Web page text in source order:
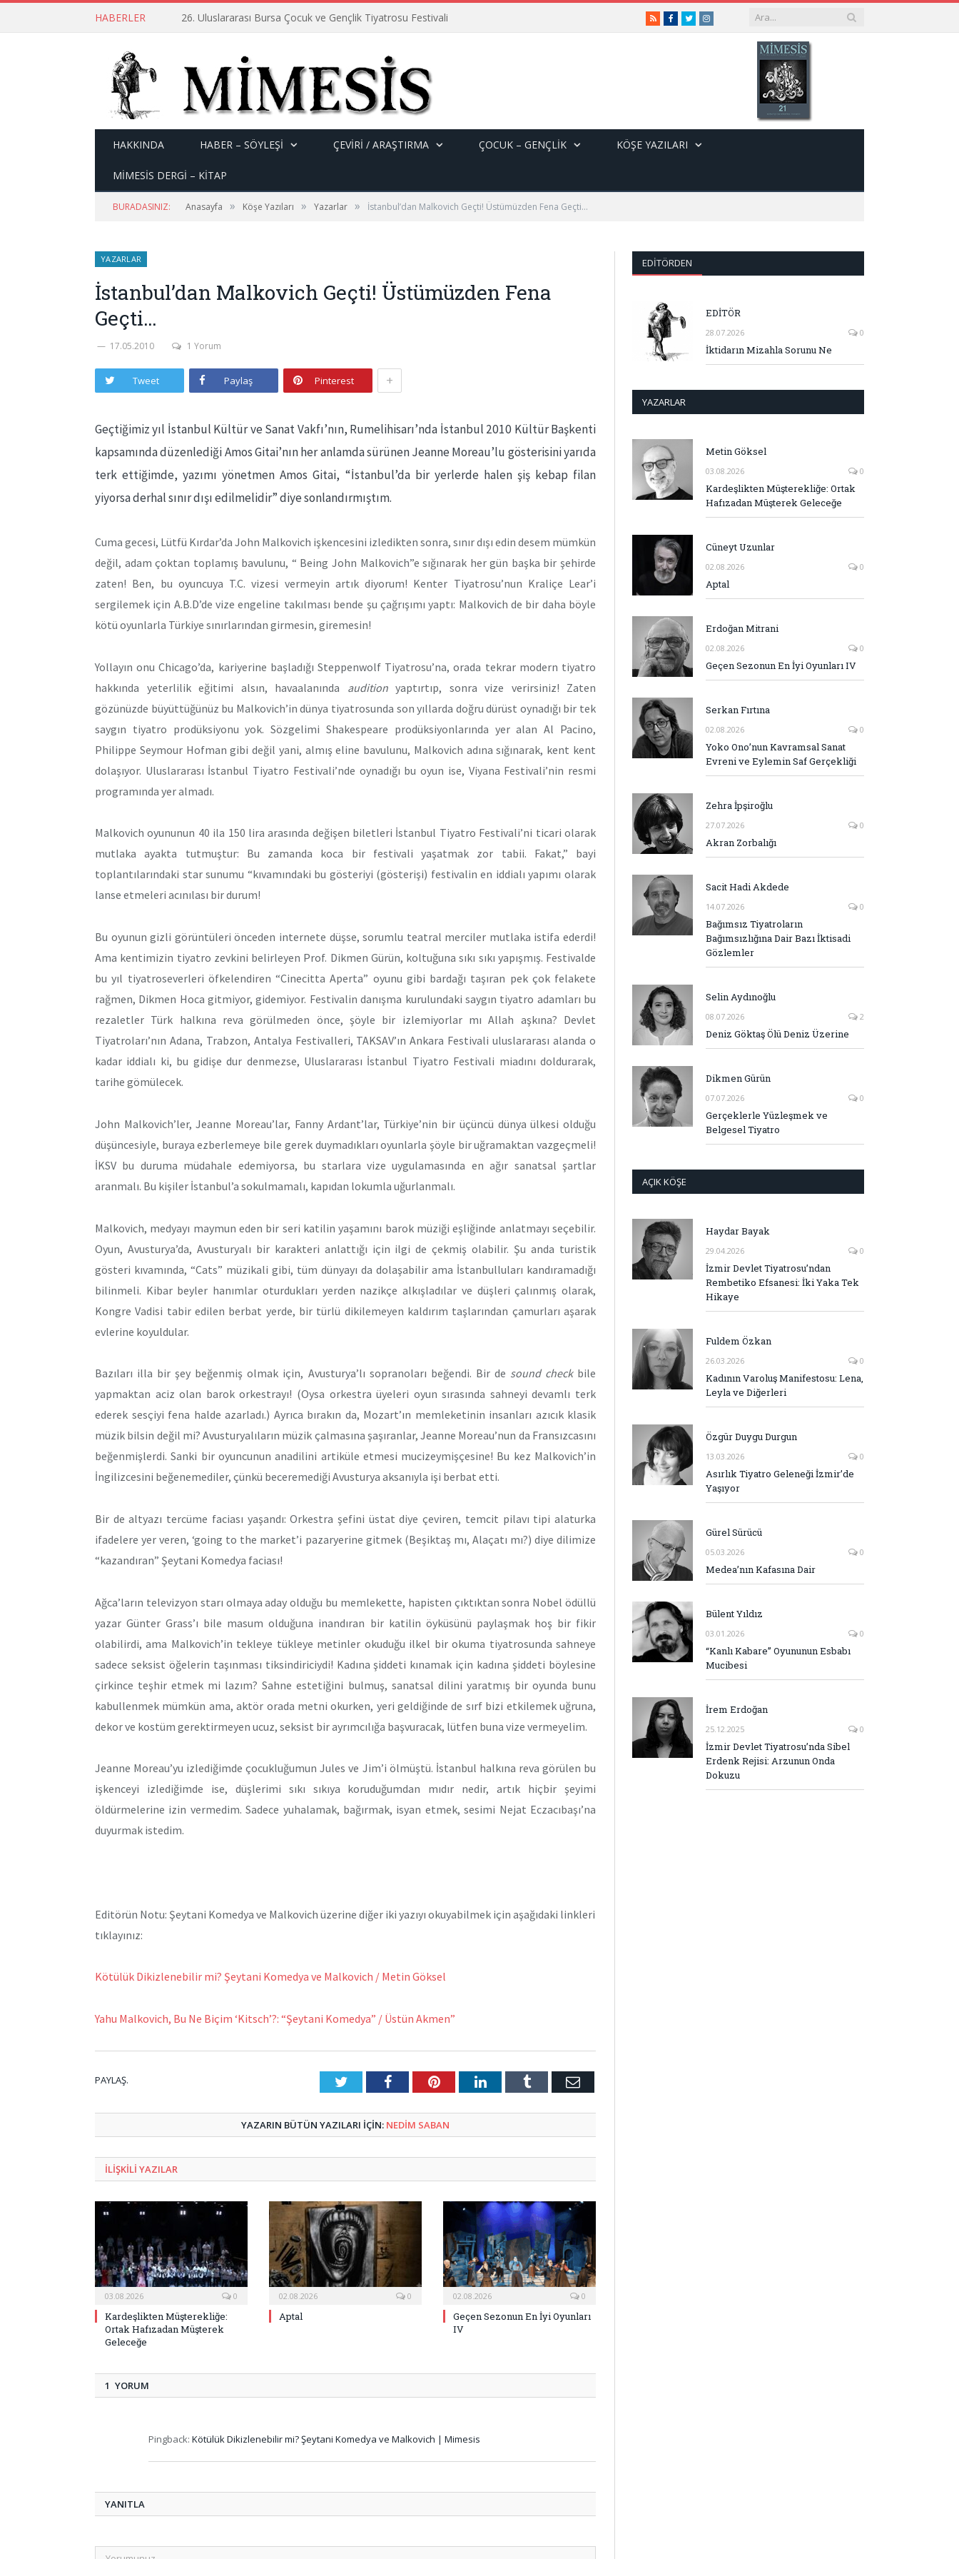
HABERLER 26. Uluslararası Bursa Çocuk ve Gençlik Tiyatrosu Festivali RSSFacebook
TwitterInstagram
HAKKINDA HABER – SÖYLEŞI ÇEVİRİ / ARAŞTIRMA ÇOCUK – GENÇLIK KÖŞE YAZILARI
MİMESİS DERGİ – KİTAP
BURADASINIZ: Anasayfa » Köşe Yazıları » Yazarlar » İstanbul’dan Malkovich Geçti! Üstümüzden Fena Geçti…
YAZARLAR
İstanbul’dan Malkovich Geçti! Üstümüzden Fena
Geçti…
17.05.2010 1 Yorum
Tweet Paylaş Pinterest +
Geçtiğimiz yıl İstanbul Kültür ve Sanat Vakfı’nın, Rumelihisarı’nda İstanbul 2010 Kültür Başkenti
kapsamında düzenlediği Amos Gitai’nın her anlamda sürünen Jeanne Moreau’lu gösterisini yarıda
terk ettiğimde, yazımı yönetmen Amos Gitai, “İstanbul’da bir yerlerde halen şiş kebap filan
yiyorsa derhal sınır dışı edilmelidir” diye sonlandırmıştım.
Cuma gecesi, Lütfü Kırdar’da John Malkovich işkencesini izledikten sonra, sınır dışı edin desem mümkün
değil, adam çoktan toplamış bavulunu, “ Being John Malkovich”e sığınarak her gün başka bir şehirde
zaten! Ben, bu oyuncuya T.C. vizesi vermeyin artık diyorum! Kenter Tiyatrosu’nun Kraliçe Lear’i
sergilemek için A.B.D’de vize engeline takılması bende şu çağrışımı yaptı: Malkovich de bir daha böyle
kötü oyunlarla Türkiye sınırlarından girmesin, giremesin!
Yollayın onu Chicago’da, kariyerine başladığı Steppenwolf Tiyatrosu’na, orada tekrar modern tiyatro
hakkında yeterlilik eğitimi alsın, havaalanında auditionyaptırtıp, sonra vize verirsiniz! Zaten
gözünüzde büyüttüğünüz bu Malkovich’in dünya tiyatrosunda son yıllarda doğru dürüst oynadığı bir tek
saygın tiyatro prodüksiyonu yok. Sözgelimi Shakespeare prodüksiyonlarında yer alan Al Pacino,
Philippe Seymour Hofman gibi değil yani, almış eline bavulunu, Malkovich adına sığınarak, kent kent
dolaşıyor. Uluslararası İstanbul Tiyatro Festivali’nde oynadığı bu oyun ise, Viyana Festivali’nin resmi
programında yer almadı.
Malkovich oyununun 40 ila 150 lira arasında değişen biletleri İstanbul Tiyatro Festivali’ni ticari olarak
mutlaka ayakta tutmuştur: Bu zamanda koca bir festivali yaşatmak zor tabii. Fakat,” bayi
toplantılarındaki star sunumu “kıvamındaki bu gösteriyi (gösterişi) festivalin en iddialı yapımı olarak
lanse etmeleri acınılası bir durum!
Bu oyunun gizli görüntüleri önceden internete düşse, sorumlu teatral merciler mutlaka istifa ederdi!
Ama kentimizin tiyatro zevkini belirleyen Prof. Dikmen Gürün, koltuğuna sıkı sıkı yapışmış. Festivalde
bu yıl tiyatroseverleri öfkelendiren “Cinecitta Aperta” oyunu gibi bardağı taşıran pek çok felakete
rağmen, Dikmen Hoca gitmiyor, gidemiyor. Festivalin danışma kurulundaki saygın tiyatro adamları bu
rezaletler Türk halkına reva görülmeden önce, şöyle bir izlemiyorlar mı Allah aşkına? Devlet
Tiyatroları’nın Adana, Trabzon, Antalya Festivalleri, TAKSAV’ın Ankara Festivali uluslararası alanda o
kadar iddialı ki, bu gidişe dur denmezse, Uluslararası İstanbul Tiyatro Festivali miadını doldurarak,
tarihe gömülecek.
John Malkovich’ler, Jeanne Moreau’lar, Fanny Ardant’lar, Türkiye’nin bir üçüncü dünya ülkesi olduğu
düşüncesiyle, buraya ezberlemeye bile gerek duymadıkları oyunlarla şöyle bir uğramaktan vazgeçmeli!
İKSV bu duruma müdahale edemiyorsa, bu starlara vize uygulamasında en ağır sanatsal şartlar
aranmalı. Bu kişiler İstanbul’a sokulmamalı, kapıdan lokumla uğurlanmalı.
Malkovich, medyayı maymun eden bir seri katilin yaşamını barok müziği eşliğinde anlatmayı seçebilir.
Oyun, Avusturya’da, Avusturyalı bir karakteri anlattığı için ilgi de çekmiş olabilir. Şu anda turistik
gösteri kıvamında, “Cats” müzikali gibi, tüm dünyayı da dolaşabilir ama İstanbulluları kandıramadığı
bilinmeli. Kibar beyler hanımlar oturdukları yerden nazikçe alkışladılar ve düşleri çalınmış olarak,
Kongre Vadisi tabir edilen berbat yerde, bir türlü dikilemeyen kaldırım taşlarından çamurları aşarak
evlerine koyuldular.
Bazıları illa bir şey beğenmiş olmak için, Avusturya’lı sopranoları beğendi. Bir de sound checkbile
yapmaktan aciz olan barok orkestrayı! (Oysa orkestra üyeleri oyun sırasında sahneyi devamlı terk
ederek sesçiyi fena halde azarladı.) Ayrıca bırakın da, Mozart’ın memleketinin insanları azıcık klasik
müzik bilsin değil mi? Avusturyalıların müzik çalmasına şaşıranlar, Jeanne Moreau’nun da Fransızcasını
beğenmişlerdi. Sanki bir oyuncunun anadilini artiküle etmesi mucizeymişçesine! Bu kez Malkovich’in
İngilizcesini beğenemediler, çünkü beceremediği Avusturya aksanıyla işi berbat etti.
Bir de altyazı tercüme faciası yaşandı: Orkestra şefini üstat diye çeviren, temcit pilavı tipi alaturka
ifadelere yer veren, ‘going to the market’i pazaryerine gitmek (Beşiktaş mı, Alaçatı mı?) diye dilimize
“kazandıran” Şeytani Komedya faciası!
Ağca’ların televizyon starı olmaya aday olduğu bu memlekette, hapisten çıktıktan sonra Nobel ödüllü
yazar Günter Grass’ı bile masum olduğuna inandıran bir katilin öyküsünü paylaşmak hoş bir fikir
olabilirdi, ama Malkovich’in tekleye tükleye metinler okuduğu ilkel bir okuma tiyatrosunda sahneye
sadece seksist öğelerin taşınması tiksindiriciydi! Kadına şiddeti kınamak için kadına şiddeti böylesine
çirkince teşhir etmek mi lazım? Sahne estetiğini bulmuş, sanatsal dilini yaratmış bir oyunda bunu
kabullenmek mümkün ama, aktör orada metni okurken, yeri geldiğinde de sırf bizi etkilemek uğruna,
dekor ve kostüm gerektirmeyen ucuz, seksist bir ayrımcılığa başvuracak, lütfen buna vize vermeyelim.
Jeanne Moreau’yu izlediğimde çocukluğumun Jules ve Jim’i ölmüştü. İstanbul halkına reva görülen bu
işkenceyi izlediğimde ise, düşlerimi sıkı sıkıya koruduğumdan mıdır nedir, artık hiçbir şeyimi
öldürmelerine izin vermedim. Sadece yuhalamak, bağırmak, isyan etmek, sesimi Nejat Eczacıbaşı’na
duyurmak istedim.
Editörün Notu: Şeytani Komedya ve Malkovich üzerine diğer iki yazıyı okuyabilmek için aşağıdaki linkleri
tıklayınız:
Kötülük Dikizlenebilir mi? Şeytani Komedya ve Malkovich / Metin Göksel
Yahu Malkovich, Bu Ne Biçim ‘Kitsch’?: “Şeytani Komedya” / Üstün Akmen”
PAYLAŞ. TwitterFacebookPinterestLinkedInTumblr E-
YAZARIN BÜTÜN YAZILARI IÇIN: NEDIM SABAN
ILIŞKILI YAZILAR
03.08.2026 0
Kardeşlikten Müşterekliğe:
Ortak Hafızadan Müşterek
Geleceğe
02.08.2026 0
Aptal
02.08.2026 0
Geçen Sezonun En İyi Oyunları
IV
1 YORUM
Pingback: Kötülük Dikizlenebilir mi? Şeytani Komedya ve Malkovich | Mimesis
YANITLA
EDITÖRDEN
EDİTÖR
28.07.2026 0
İktidarın Mizahla Sorunu Ne
YAZARLAR
Metin Göksel
03.08.2026 0
Kardeşlikten Müşterekliğe: Ortak
Hafızadan Müşterek Geleceğe
Cüneyt Uzunlar
02.08.2026 0
Aptal
Erdoğan Mitrani
02.08.2026 0
Geçen Sezonun En İyi Oyunları IV
Serkan Fırtına
02.08.2026 0
Yoko Ono’nun Kavramsal Sanat
Evreni ve Eylemin Saf Gerçekliği
Zehra İpşiroğlu
27.07.2026 0
Akran Zorbalığı
Sacit Hadi Akdede
14.07.2026 0
Bağımsız Tiyatroların
Bağımsızlığına Dair Bazı İktisadi
Gözlemler
Selin Aydınoğlu
08.07.2026 2
Deniz Göktaş Ölü Deniz Üzerine
Dikmen Gürün
07.07.2026 0
Gerçeklerle Yüzleşmek ve
Belgesel Tiyatro
AÇIK KÖŞE
Haydar Bayak
29.04.2026 0
İzmir Devlet Tiyatrosu’ndan
Rembetiko Efsanesi: İki Yaka Tek
Hikaye
Fuldem Özkan
26.03.2026 0
Kadının Varoluş Manifestosu: Lena,
Leyla ve Diğerleri
Özgür Duygu Durgun
13.03.2026 0
Asırlık Tiyatro Geleneği İzmir’de
Yaşıyor
Gürel Sürücü
05.03.2026 0
Medea’nın Kafasına Dair
Bülent Yıldız
03.01.2026 0
“Kanlı Kabare” Oyununun Esbabı
Mucibesi
İrem Erdoğan
25.12.2025 0
İzmir Devlet Tiyatrosu’nda Sibel
Erdenk Rejisi: Arzunun Onda
Dokuzu